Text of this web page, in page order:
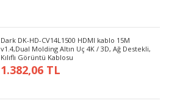
Dark DK-HD-CV14L1500 HDMI kablo 15M
v1.4,Dual Molding Altın Uç 4K / 3D, Ağ Destekli,
Kılıflı Görüntü Kablosu
1.382,06 TL